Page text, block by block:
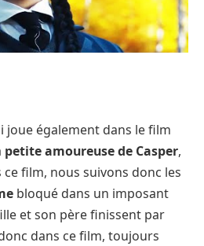
joue également dans le film
petite amoureuse de Casper,
ce film, nous suivons donc les
bloqué dans un imposant
et son père finissent par
dans ce film, toujours